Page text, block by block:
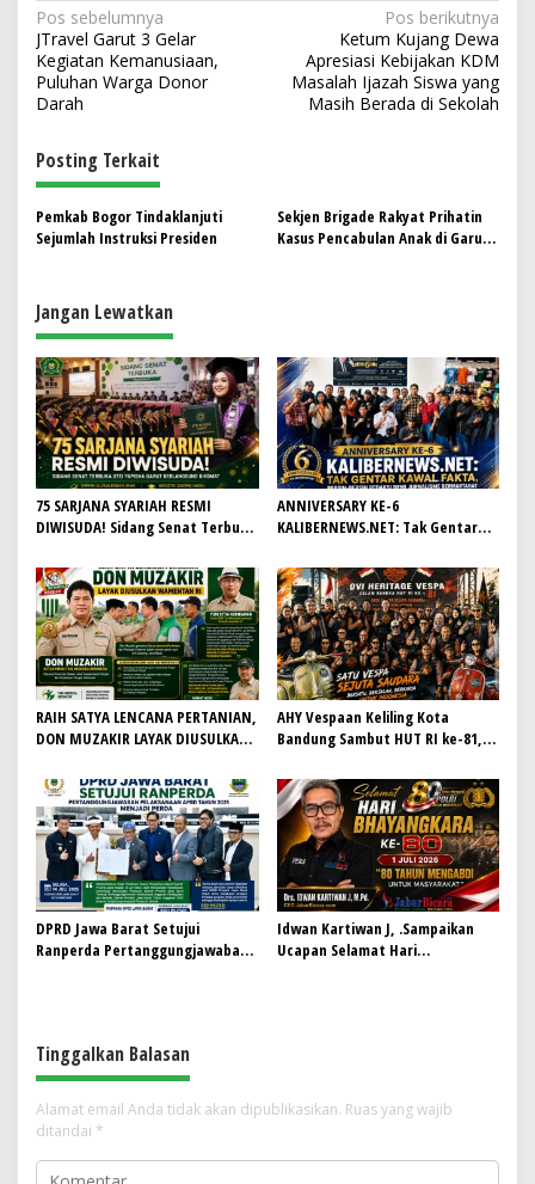
N
a
v
i
g
a
s
i
o
s
Pos sebelumnya
JTravel Garut 3 Gelar
Kegiatan Kemanusiaan,
Puluhan Warga Donor
Darah
Pos berikutnya
Ketum Kujang Dewa
Apresiasi Kebijakan KDM
Masalah Ijazah Siswa yang
Masih Berada di Sekolah
Posting Terkait
Pemkab Bogor Tindaklanjuti
Sejumlah Instruksi Presiden
Sekjen Brigade Rakyat Prihatin
Kasus Pencabulan Anak di Garut,
Jangan Lewatkan
75 SARJANA SYARIAH RESMI
DIWISUDA! Sidang Senat Terbuka
Khidmat, Siapkan Lulusan
Berdaya Saing dan Berintegritas
ANNIVERSARY KE-6
KALIBERNEWS.NET: Tak Gentar
Redaksi Demi Jurnalisme
Bermartabat
RAIH SATYA LENCANA PERTANIAN,
DON MUZAKIR LAYAK DIUSULKAN
AHY Vespaan Keliling Kota
Bandung Sambut HUT RI ke-81,
Kemanusiaan
DPRD Jawa Barat Setujui
Ranperda Pertanggungjawaban
Idwan Kartiwan J, .Sampaikan
Ucapan Selamat Hari
Tinggalkan Balasan
Alamat email Anda tidak akan dipublikasikan. Ruas yang wajib
ditandai *